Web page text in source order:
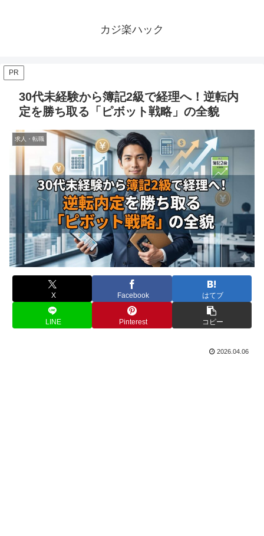
カジ楽ハック
PR
30代未経験から簿記2級で経理へ！逆転内
定を勝ち取る「ピボット戦略」の全貌
求人・転職
X Facebook はてブ
LINE Pinterest コピー
2026.04.06